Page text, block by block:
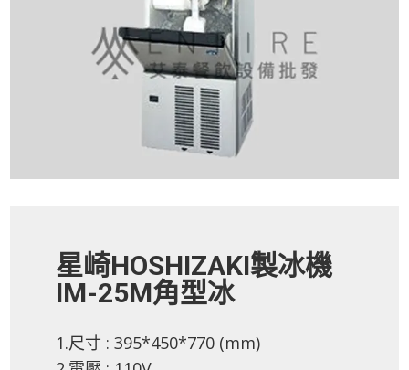
星崎HOSHIZAKI製冰機
IM-25M角型冰
1.尺寸 : 395*450*770 (mm)